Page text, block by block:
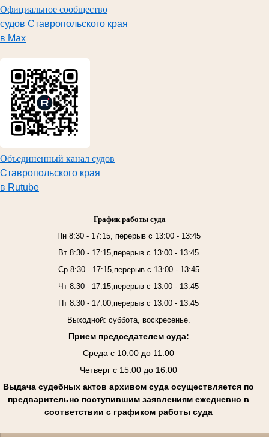
Официальное сообщество
судов Ставропольского края
в Max
Объединенный канал судов
Ставропольского края
в Rutube
График работы суда
Пн 8:30 - 17:15, перерыв с 13:00 - 13:45
Вт 8:30 - 17:15,перерыв с 13:00 - 13:45
Ср 8:30 - 17:15,перерыв с 13:00 - 13:45
Чт 8:30 - 17:15,перерыв с 13:00 - 13:45
Пт 8:30 - 17:00,перерыв с 13:00 - 13:45
Выходной: суббота, воскресенье.
Прием председателем суда:
Среда с 10.00 до 11.00
Четверг с 15.00 до 16.00
Выдача судебных актов архивом суда осуществляется по
предварительно поступившим заявлениям ежедневно в
соответствии с графиком работы суда